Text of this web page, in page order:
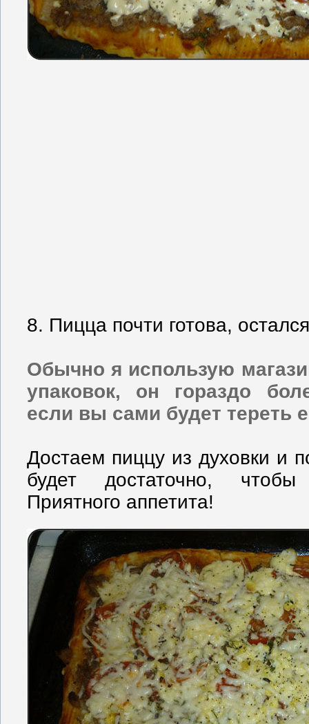
8. Пицца почти готова,
Обычно я использую
упаковок, он гораздо
если вы сами будет тереть
Достаем пиццу из духовки и
будет достаточно,
Приятного аппетита!